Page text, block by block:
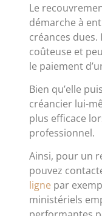
Le
démarche à
créances dues.
coûteuse et
le paiement
Bien qu’elle
créancier lui-
plus efficace
professionnel.
Ainsi, pour un
pouvez
ligne par
ministériels